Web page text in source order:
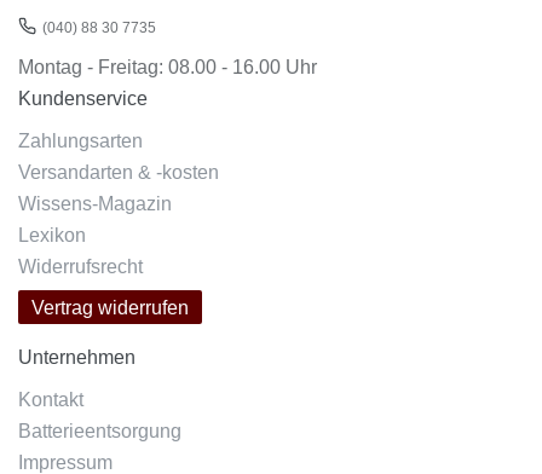
(040) 88 30 7735
Montag - Freitag: 08.00 - 16.00 Uhr
Kundenservice
Zahlungsarten
Versandarten & -kosten
Wissens-Magazin
Lexikon
Widerrufsrecht
Vertrag widerrufen
Unternehmen
Kontakt
Batterieentsorgung
Impressum